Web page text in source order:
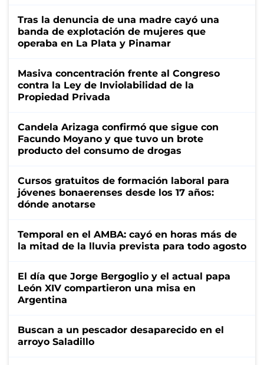
Tras la denuncia de una madre cayó una
banda de explotación de mujeres que
operaba en La Plata y Pinamar
Masiva concentración frente al Congreso
contra la Ley de Inviolabilidad de la
Propiedad Privada
Candela Arizaga confirmó que sigue con
Facundo Moyano y que tuvo un brote
producto del consumo de drogas
Cursos gratuitos de formación laboral para
jóvenes bonaerenses desde los 17 años:
dónde anotarse
Temporal en el AMBA: cayó en horas más de
la mitad de la lluvia prevista para todo agosto
El día que Jorge Bergoglio y el actual papa
León XIV compartieron una misa en
Argentina
Buscan a un pescador desaparecido en el
arroyo Saladillo